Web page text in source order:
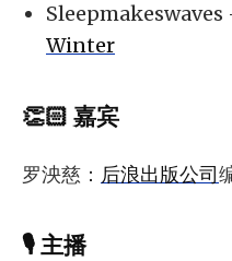
Sleepmakeswaves
Winter
👏🏻 嘉宾
罗泱慈： 后浪出版公司
🎙 主播